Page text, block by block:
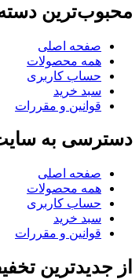
محبوب‌ترین
صفحه اصلی
همه محصولات
حساب کاربری
سبد خرید
قوانین و مقررات
دسترسی به
صفحه اصلی
همه محصولات
حساب کاربری
سبد خرید
قوانین و مقررات
از جدیدترین